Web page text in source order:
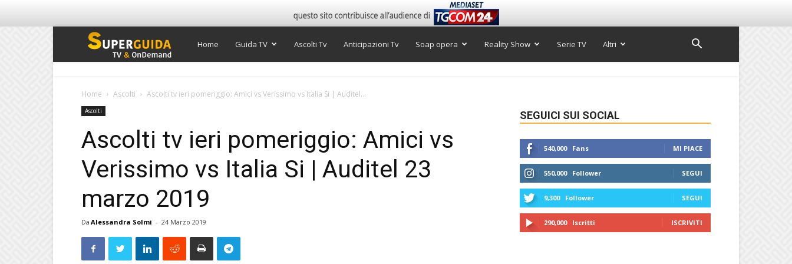
Super
Home Guida TV Ascolti Tv Anticipazioni Tv Soap opera Reality Show Serie TV Altri
Home Ascolti Ascolti tv ieri pomeriggio: Amici vs Verissimo vs Italia Si | Auditel...
Ascolti
Ascolti tv ieri pomeriggio: Amici vs
Verissimo vs Italia Si | Auditel 23
marzo 2019
Da Alessandra Solmi - 24 Marzo 2019
SEGUICI SUI SOCIAL
540,000 Fans MI PIACE
550,000 Follower SEGUI
9,300 Follower SEGUI
290,000 Iscritti ISCRIVITI